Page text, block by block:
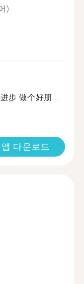
)
步 做个好朋...
앱 다운로드